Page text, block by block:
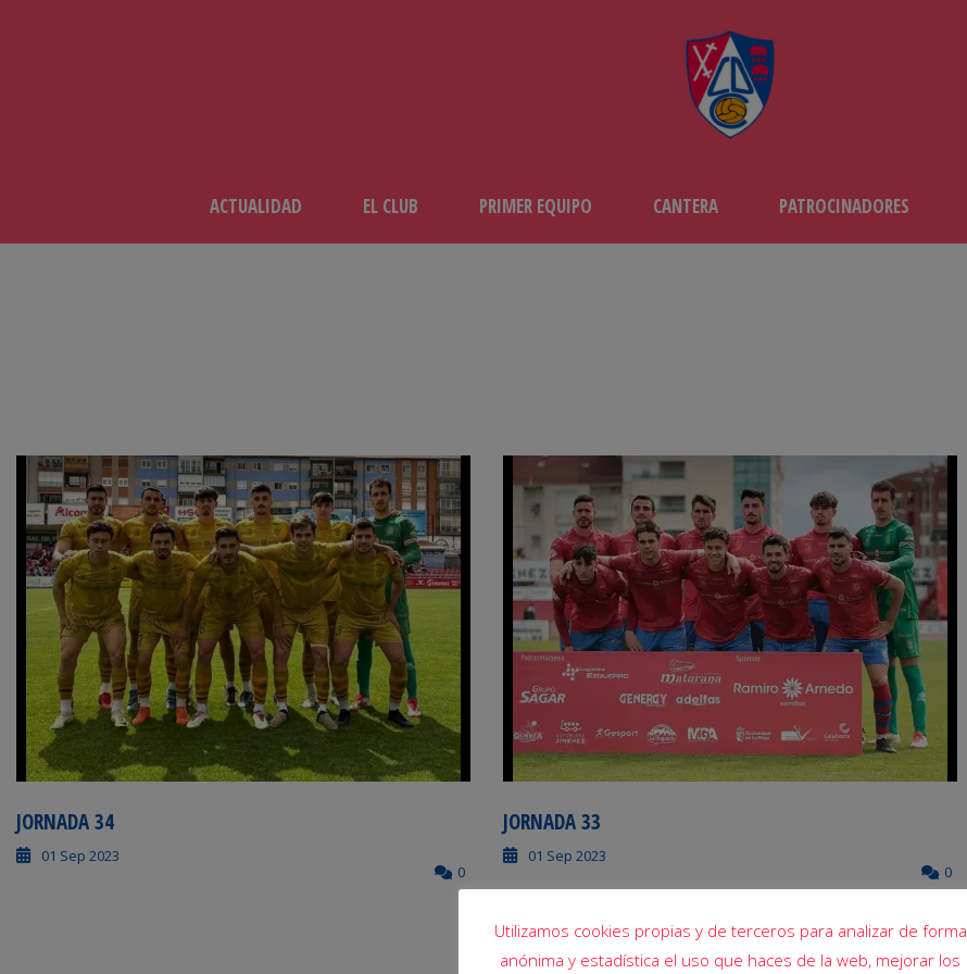
ACTUALIDAD EL CLUB PRIMER EQUIPO CANTERA PATROCINADORES
JORNADA 34
01 Sep 2023
0
JORNADA 33
01 Sep 2023
0
Utilizamos cookies propias y de terceros para analizar de forma
anónima y estadística el uso que haces de la web, mejorar los